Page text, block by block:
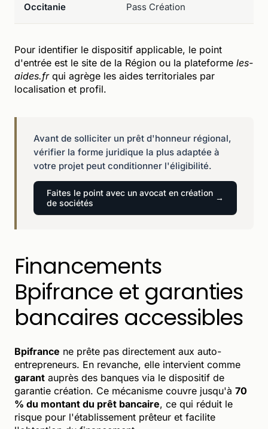
Occitanie Pass Création
Pour identifier le dispositif applicable, le point
d'entrée est le site de la Région ou la plateforme les-
aides.frqui agrège les aides territoriales par
localisation et profil.
Avant de solliciter un prêt d'honneur régional,
vérifier la forme juridique la plus adaptée à
votre projet peut conditionner l'éligibilité.
Faites le point avec un avocat en création
de sociétés
Financements
Bpifrance et garanties
bancaires accessibles
Bpifrance ne prête pas directement aux auto-
entrepreneurs. En revanche, elle intervient comme
garant auprès des banques via le dispositif de
garantie création. Ce mécanisme couvre jusqu'à 70
% du montant du prêt bancaire, ce qui réduit le
risque pour l'établissement prêteur et facilite